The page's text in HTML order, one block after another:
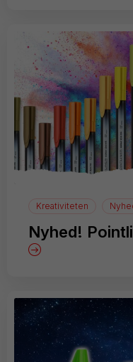
Kreativiteten
Nyhed!